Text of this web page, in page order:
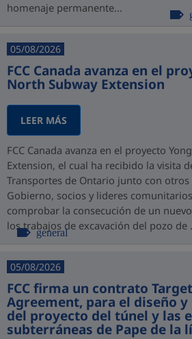
homenaje permanente...
05/08/2026
FCC Canada avanza en el
North Subway Extension
LEER MÁS
FCC Canada avanza en el proyecto
Extension, el cual ha recibido la visita
Transportes de Ontario junto con
Gobierno, socios y lideres
comprobar la consecución de un
los trabajos de excavación del pozo de
general
05/08/2026
FCC firma un contrato
Agreement, para el diseño
del proyecto del túnel y las
subterráneas de Pape de la